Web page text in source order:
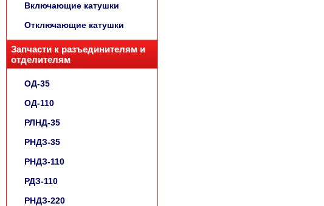
Включающие катушки
Отключающие катушки
Запчасти к разъединителям и
отделителям
ОД-35
ОД-110
РЛНД-35
РНДЗ-35
РНДЗ-110
РДЗ-110
РНДЗ-220